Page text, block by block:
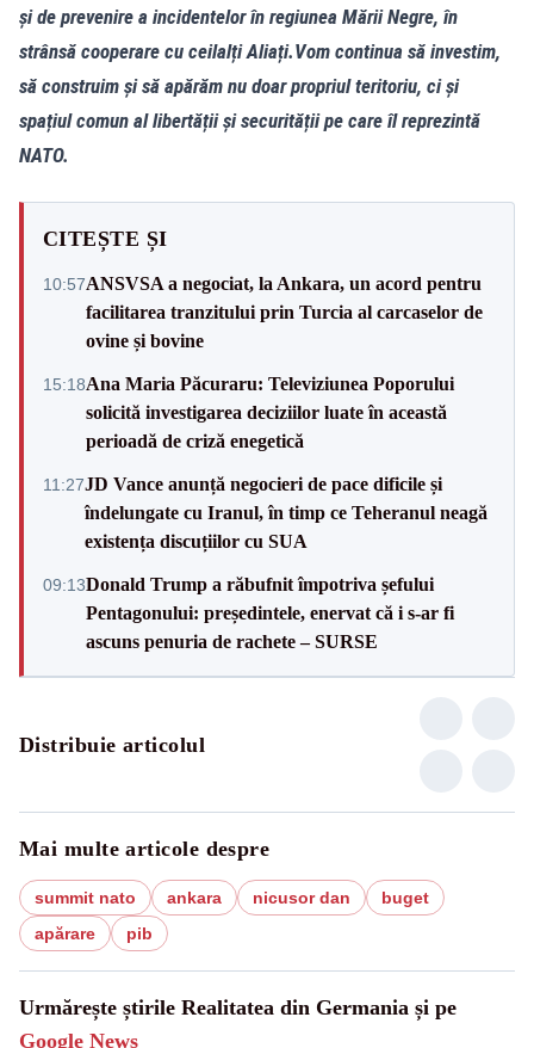
și de prevenire a incidentelor în regiunea Mării Negre, în
strânsă cooperare cu ceilalți Aliați.Vom continua să investim,
să construim și să apărăm nu doar propriul teritoriu, ci și
spațiul comun al libertății și securității pe care îl reprezintă
NATO.
CITEȘTE ȘI
10:57ANSVSA a negociat, la Ankara, un acord pentru
facilitarea tranzitului prin Turcia al carcaselor de
ovine și bovine
15:18Ana Maria Păcuraru: Televiziunea Poporului
solicită investigarea deciziilor luate în această
perioadă de criză enegetică
11:27JD Vance anunță negocieri de pace dificile și
îndelungate cu Iranul, în timp ce Teheranul neagă
existența discuțiilor cu SUA
09:13Donald Trump a răbufnit împotriva șefului
Pentagonului: președintele, enervat că i s-ar fi
ascuns penuria de rachete – SURSE
Distribuie articolul
Mai multe articole despre
summit nato ankara nicusor dan
buget
apărare
pib
Urmărește știrile Realitatea din Germania și pe
Google News